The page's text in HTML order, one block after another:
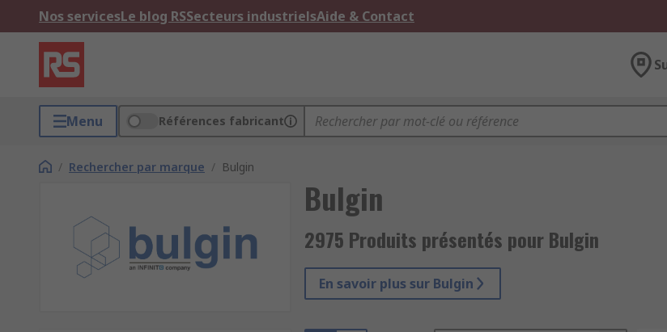
Nos servicesLe blog RSSecteurs industrielsAide & Contact
Menu Références fabricant
/ Rechercher par marque / Bulgin
Bulgin
2975 Produits présentés pour Bulgin
En savoir plus sur Bulgin